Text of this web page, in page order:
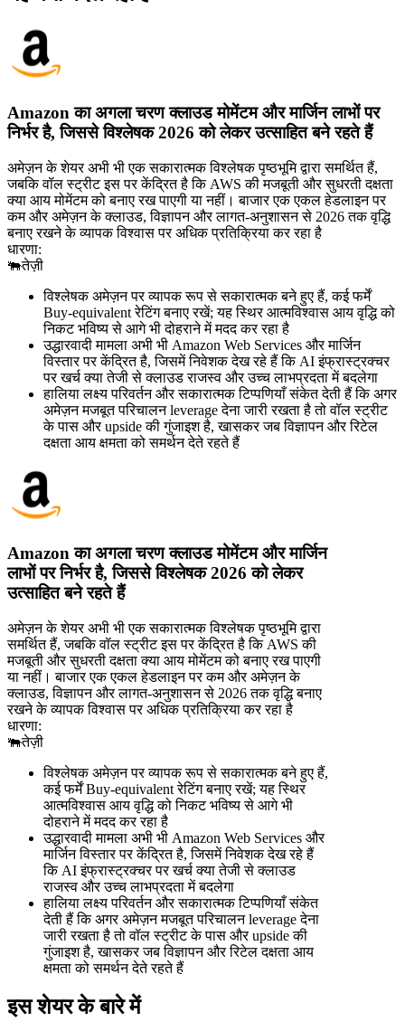
Amazon का अगला चरण क्लाउड मोमेंटम और मार्जिन लाभों पर
निर्भर है, जिससे विश्लेषक 2026 को लेकर उत्साहित बने रहते हैं
अमेज़न के शेयर अभी भी एक सकारात्मक विश्लेषक पृष्ठभूमि द्वारा समर्थित हैं,
जबकि वॉल स्ट्रीट इस पर केंद्रित है कि AWS की मजबूती और सुधरती दक्षता
क्या आय मोमेंटम को बनाए रख पाएगी या नहीं। बाजार एक एकल हेडलाइन पर
कम और अमेज़न के क्लाउड, विज्ञापन और लागत-अनुशासन से 2026 तक वृद्धि
बनाए रखने के व्यापक विश्वास पर अधिक प्रतिक्रिया कर रहा है
धारणा:
🐃तेज़ी
विश्लेषक अमेज़न पर व्यापक रूप से सकारात्मक बने हुए हैं, कई फर्में
Buy-equivalent रेटिंग बनाए रखें; यह स्थिर आत्मविश्वास आय वृद्धि को
निकट भविष्य से आगे भी दोहराने में मदद कर रहा है
उद्धारवादी मामला अभी भी Amazon Web Services और मार्जिन
विस्तार पर केंद्रित है, जिसमें निवेशक देख रहे हैं कि AI इंफ्रास्ट्रक्चर
पर खर्च क्या तेजी से क्लाउड राजस्व और उच्च लाभप्रदता में बदलेगा
हालिया लक्ष्य परिवर्तन और सकारात्मक टिप्पणियाँ संकेत देती हैं कि अगर
अमेज़न मजबूत परिचालन leverage देना जारी रखता है तो वॉल स्ट्रीट
के पास और upside की गुंजाइश है, खासकर जब विज्ञापन और रिटेल
दक्षता आय क्षमता को समर्थन देते रहते हैं
Amazon का अगला चरण क्लाउड मोमेंटम और मार्जिन
लाभों पर निर्भर है, जिससे विश्लेषक 2026 को लेकर
उत्साहित बने रहते हैं
अमेज़न के शेयर अभी भी एक सकारात्मक विश्लेषक पृष्ठभूमि द्वारा
समर्थित हैं, जबकि वॉल स्ट्रीट इस पर केंद्रित है कि AWS की
मजबूती और सुधरती दक्षता क्या आय मोमेंटम को बनाए रख पाएगी
या नहीं। बाजार एक एकल हेडलाइन पर कम और अमेज़न के
क्लाउड, विज्ञापन और लागत-अनुशासन से 2026 तक वृद्धि बनाए
रखने के व्यापक विश्वास पर अधिक प्रतिक्रिया कर रहा है
धारणा:
🐃तेज़ी
विश्लेषक अमेज़न पर व्यापक रूप से सकारात्मक बने हुए हैं,
कई फर्में Buy-equivalent रेटिंग बनाए रखें; यह स्थिर
आत्मविश्वास आय वृद्धि को निकट भविष्य से आगे भी
दोहराने में मदद कर रहा है
उद्धारवादी मामला अभी भी Amazon Web Services और
मार्जिन विस्तार पर केंद्रित है, जिसमें निवेशक देख रहे हैं
कि AI इंफ्रास्ट्रक्चर पर खर्च क्या तेजी से क्लाउड
राजस्व और उच्च लाभप्रदता में बदलेगा
हालिया लक्ष्य परिवर्तन और सकारात्मक टिप्पणियाँ संकेत
देती हैं कि अगर अमेज़न मजबूत परिचालन leverage देना
जारी रखता है तो वॉल स्ट्रीट के पास और upside की
गुंजाइश है, खासकर जब विज्ञापन और रिटेल दक्षता आय
क्षमता को समर्थन देते रहते हैं
इस शेयर के बारे में